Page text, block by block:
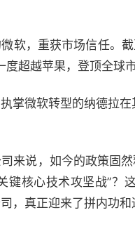
软，重获市场信任。
超越苹果，登顶全球
掌微软转型的纳德拉
来说，如今的政策固
键核心技术攻坚战”
，真正迎来了拼内功和